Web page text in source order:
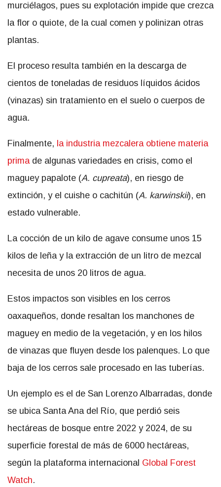
murciélagos, pues su explotación impide que crezca
la flor o quiote, de la cual comen y polinizan otras
plantas.
El proceso resulta también en la descarga de
cientos de toneladas de residuos líquidos ácidos
(vinazas) sin tratamiento en el suelo o cuerpos de
agua.
Finalmente, la industria mezcalera obtiene materia
primade algunas variedades en crisis, como el
maguey papalote (A. cupreata), en riesgo de
extinción, y el cuishe o cachitún (A. karwinskii), en
estado vulnerable.
La cocción de un kilo de agave consume unos 15
kilos de leña y la extracción de un litro de mezcal
necesita de unos 20 litros de agua.
Estos impactos son visibles en los cerros
oaxaqueños, donde resaltan los manchones de
maguey en medio de la vegetación, y en los hilos
de vinazas que fluyen desde los palenques. Lo que
baja de los cerros sale procesado en las tuberías.
Un ejemplo es el de San Lorenzo Albarradas, donde
se ubica Santa Ana del Río, que perdió seis
hectáreas de bosque entre 2022 y 2024, de su
superficie forestal de más de 6000 hectáreas,
según la plataforma internacional Global Forest
Watch.